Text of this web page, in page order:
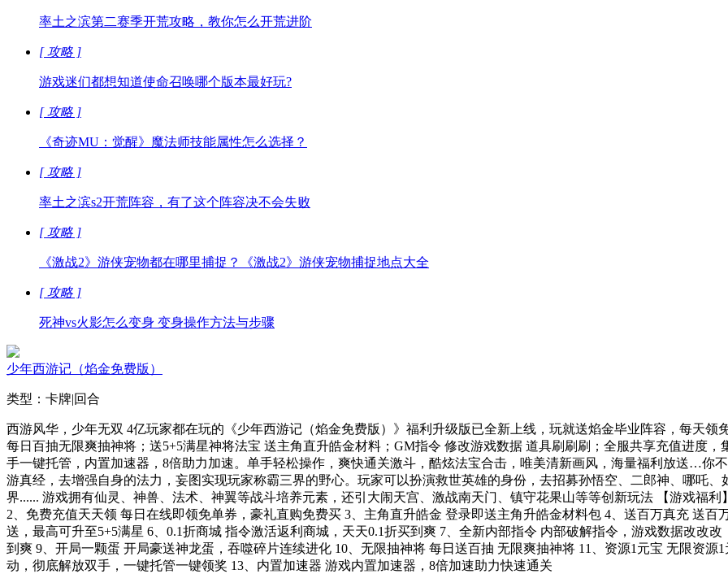
率土之滨第二赛季开荒攻略，教你怎么开荒进阶
[ 攻略 ]
游戏迷们都想知道使命召唤哪个版本最好玩?
[ 攻略 ]
《奇迹MU：觉醒》魔法师技能属性怎么选择？
[ 攻略 ]
率土之滨s2开荒阵容，有了这个阵容决不会失败
[ 攻略 ]
《激战2》游侠宠物都在哪里捕捉？《激战2》游侠宠物捕捉地点大全
[ 攻略 ]
死神vs火影怎么变身 变身操作方法与步骤
少年西游记（焰金免费版）
类型：卡牌|回合
西游风华，少年无双 4亿玩家都在玩的《少年西游记（焰金免费版）》福利升级版已全新上线，玩就送焰金毕业阵容，每天
每日百抽无限爽抽神将；送5+5满星神将法宝 送主角直升皓金材料；GM指令 修改游戏数据 道具刷刷刷；全服共享充值进度
手一键托管，内置加速器，8倍助力加速。单手轻松操作，爽快通关激斗，酷炫法宝合击，唯美清新画风，海量福利放送…你
游真经，去增强自身的法力，妄图实现玩家称霸三界的野心。玩家可以扮演救世英雄的身份，去招募孙悟空、二郎神、哪吒
界...... 游戏拥有仙灵、神兽、法术、神翼等战斗培养元素，还引大闹天宫、激战南天门、镇守花果山等等创新玩法 【游戏福
2、免费充值天天领 每日在线即领免单券，豪礼直购免费买 3、主角直升皓金 登录即送主角升皓金材料包 4、送百万真充 送
送，最高可升至5+5满星 6、0.1折商城 指令激活返利商城，天天0.1折买到爽 7、全新内部指令 内部破解指令，游戏数据改改
到爽 9、开局一颗蛋 开局豪送神龙蛋，吞噬碎片连续进化 10、无限抽神将 每日送百抽 无限爽抽神将 11、资源1元宝 无限资
动，彻底解放双手，一键托管一键领奖 13、内置加速器 游戏内置加速器，8倍加速助力快速通关